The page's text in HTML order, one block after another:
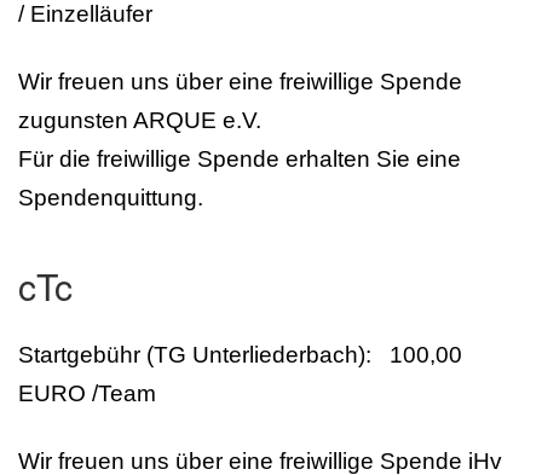
/ Einzelläufer
Wir freuen uns über eine freiwillige Spende
zugunsten ARQUE e.V.
Für die freiwillige Spende erhalten Sie eine
Spendenquittung.
cTc
Startgebühr (TG Unterliederbach): 100,00
EURO /Team
Wir freuen uns über eine freiwillige Spende iHv